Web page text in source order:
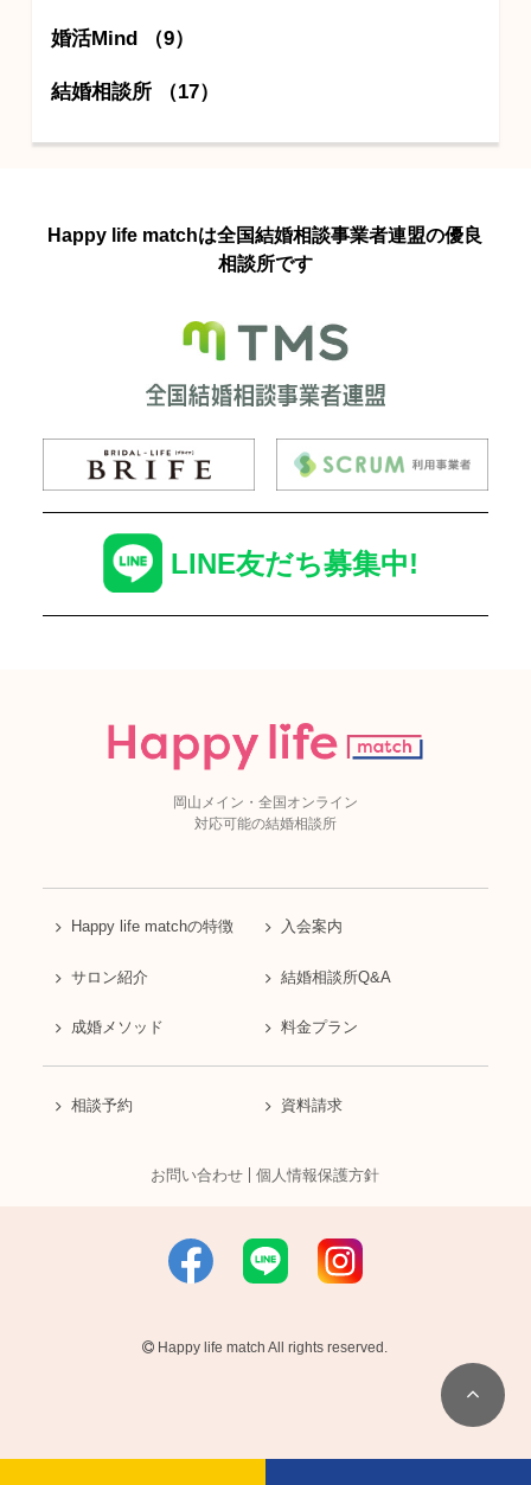
婚活Mind （9）
結婚相談所 （17）
Happy life matchは全国結婚相談事業者連盟の優良
相談所です
LINE友だち募集中!
岡山メイン・全国オンライン
対応可能の結婚相談所
Happy life matchの特徴 入会案内
サロン紹介 結婚相談所Q&A
成婚メソッド 料金プラン
相談予約 資料請求
お問い合わせ 個人情報保護方針
Happy life match All rights reserved.